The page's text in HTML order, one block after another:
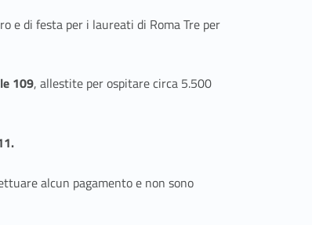
e di festa per i laureati di Roma Tre per
109, allestite per ospitare circa 5.500
alcun pagamento e non sono